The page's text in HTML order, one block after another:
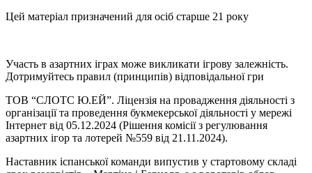
Цей матеріал призначений для осіб старше 21 року
Участь в азартних іграх може викликати ігрову залежність.
Дотримуйтесь правил (принципів) відповідальної гри
ТОВ “СЛОТС Ю.ЕЙ”. Ліцензія на провадження діяльності з
організації та проведення букмекерської діяльності у мережі
Інтернет від 05.12.2024 (Рішення комісії з регулювання
азартних ігор та лотерей №559 від 21.11.2024).
Наставник іспанської команди випустив у стартовому складі